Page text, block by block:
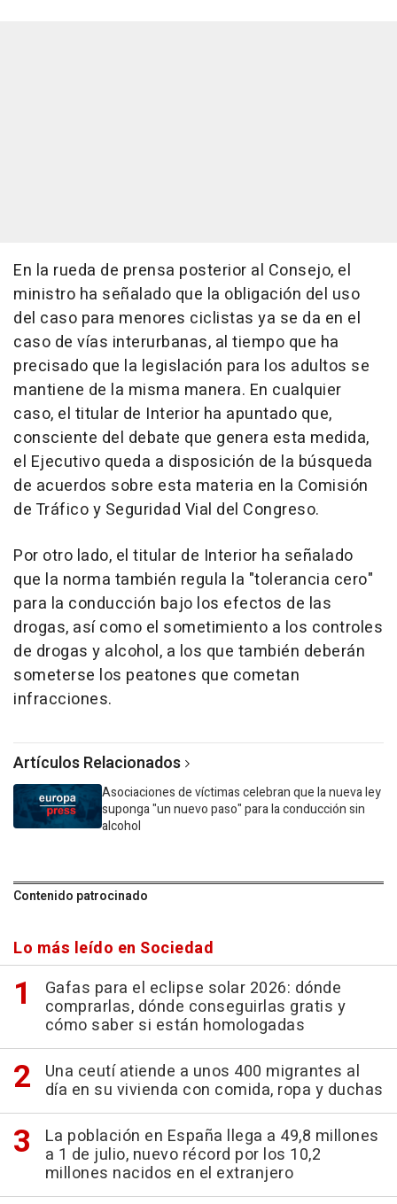
En la rueda de prensa posterior al Consejo, el
ministro ha señalado que la obligación del uso
del caso para menores ciclistas ya se da en el
caso de vías interurbanas, al tiempo que ha
precisado que la legislación para los adultos se
mantiene de la misma manera. En cualquier
caso, el titular de Interior ha apuntado que,
consciente del debate que genera esta medida,
el Ejecutivo queda a disposición de la búsqueda
de acuerdos sobre esta materia en la Comisión
de Tráfico y Seguridad Vial del Congreso.
Por otro lado, el titular de Interior ha señalado
que la norma también regula la "tolerancia cero"
para la conducción bajo los efectos de las
drogas, así como el sometimiento a los controles
de drogas y alcohol, a los que también deberán
someterse los peatones que cometan
infracciones.
Artículos Relacionados
Asociaciones de víctimas celebran que la nueva ley
suponga "un nuevo paso" para la conducción sin
alcohol
Contenido patrocinado
Lo más leído en Sociedad
Gafas para el eclipse solar 2026: dónde
comprarlas, dónde conseguirlas gratis y
cómo saber si están homologadas
Una ceutí atiende a unos 400 migrantes al
día en su vivienda con comida, ropa y duchas
La población en España llega a 49,8 millones
a 1 de julio, nuevo récord por los 10,2
millones nacidos en el extranjero